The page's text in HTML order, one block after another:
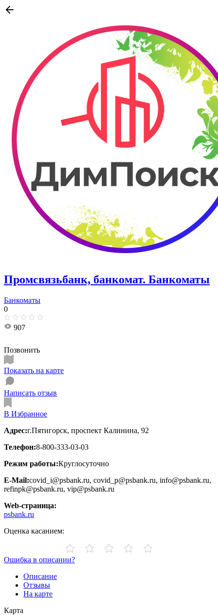
Промсвязьбанк, банкомат. Банкоматы
Банкоматы
0
907
Позвонить
Показать на карте
Написать отзыв
В Избранное
Адрес:г.Пятигорск, проспект Калинина, 92
Телефон:8-800-333-03-03
Режим работы:Круглосуточно
E-Mail:covid_i@psbank.ru, covid_p@psbank.ru, info@psbank.ru,
refinpk@psbank.ru, vip@psbank.ru
Web-страница:
psbank.ru
Оценка касанием:
Ошибка в описании?
Описание
Отзывы
На карте
Карта